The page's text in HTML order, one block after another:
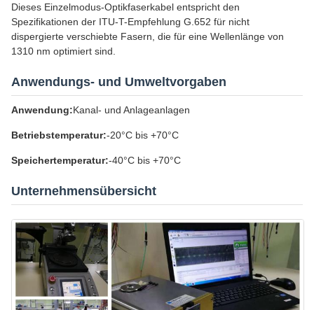
Dieses Einzelmodus-Optikfaserkabel entspricht den
Spezifikationen der ITU-T-Empfehlung G.652 für nicht
dispergierte verschiebte Fasern, die für eine Wellenlänge von
1310 nm optimiert sind.
Anwendungs- und Umweltvorgaben
Anwendung:Kanal- und Anlageanlagen
Betriebstemperatur:-20°C bis +70°C
Speichertemperatur:-40°C bis +70°C
Unternehmensübersicht